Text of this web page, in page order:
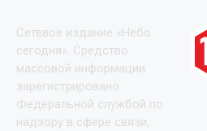
Сетевое издание «Небо
сегодня». Средство
массовой информации
зарегистрировано
Федеральной службой по
надзору в сфере связи,